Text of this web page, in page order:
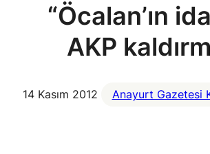
“Öcalan’ın
AKP
14 Kasım 2012 Anayurt Gazetesi